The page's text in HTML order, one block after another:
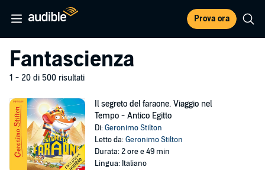
Prova ora
Fantascienza
1 - 20 di 500 risultati
Il segreto del faraone. Viaggio nel
Tempo - Antico Egitto
Di:Geronimo Stilton
Letto da:Geronimo Stilton
Durata: 2 ore e 49 min
Lingua: Italiano